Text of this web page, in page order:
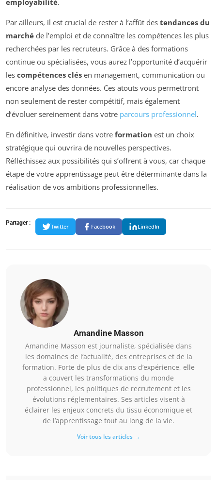
Par ailleurs, il est crucial de rester à l’affût des tendances du
marché de l’emploi et de connaître les compétences les plus
recherchées par les recruteurs. Grâce à des formations
continue ou spécialisées, vous aurez l’opportunité d’acquérir
les compétences clés en management, communication ou
encore analyse des données. Ces atouts vous permettront
non seulement de rester compétitif, mais également
d’évoluer sereinement dans votre parcours professionnel.
En définitive, investir dans votre formation est un choix
stratégique qui ouvrira de nouvelles perspectives.
Réfléchissez aux possibilités qui s’offrent à vous, car chaque
étape de votre apprentissage peut être déterminante dans la
réalisation de vos ambitions professionnelles.
Partager :
Twitter Facebook LinkedIn
Amandine Masson
Amandine Masson est journaliste, spécialisée dans
les domaines de l’actualité, des entreprises et de la
formation. Forte de plus de dix ans d’expérience, elle
a couvert les transformations du monde
professionnel, les politiques de recrutement et les
évolutions réglementaires. Ses articles visent à
éclairer les enjeux concrets du tissu économique et
de l’apprentissage tout au long de la vie.
Voir tous les articles →